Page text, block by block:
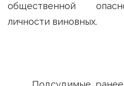
общественной
личности виновных.